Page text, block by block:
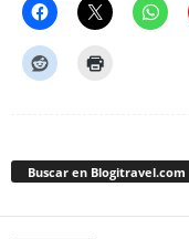
Buscar en Blogitravel.com